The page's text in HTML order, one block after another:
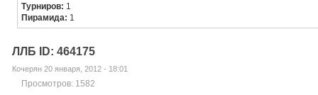
Турниров: 1
Пирамида: 1
ЛЛБ ID: 464175
Кочерян 20 января, 2012 - 18:01
Просмотров: 1582